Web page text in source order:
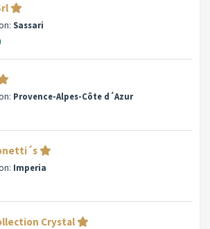
Sassari
Provence-Alpes-Côte d´Azur
Imperia
Crystal